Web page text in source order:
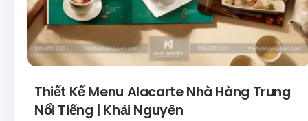
Thiết Kế Menu Alacarte Nhà Hàng Trung
Nổi Tiếng | Khải Nguyên